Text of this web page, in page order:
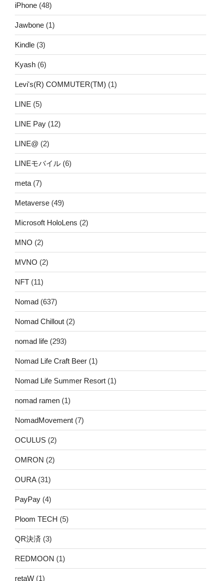
iPhone (48)
Jawbone (1)
Kindle (3)
Kyash (6)
Levi's(R) COMMUTER(TM) (1)
LINE (5)
LINE Pay (12)
LINE@ (2)
LINEモバイル (6)
meta (7)
Metaverse (49)
Microsoft HoloLens (2)
MNO (2)
MVNO (2)
NFT (11)
Nomad (637)
Nomad Chillout (2)
nomad life (293)
Nomad Life Craft Beer (1)
Nomad Life Summer Resort (1)
nomad ramen (1)
NomadMovement (7)
OCULUS (2)
OMRON (2)
OURA(31)
PayPay (4)
Ploom TECH (5)
QR決済 (3)
REDMOON (1)
retaW (1)